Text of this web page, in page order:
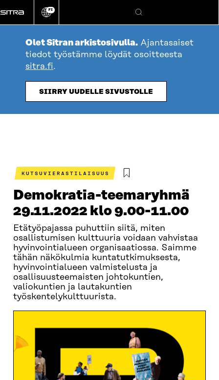
suoraan
sisältöön
Vaihda
kieli
FI
Hae
Olet Sitran arkistosivulla. Ajantasaiset
tiedot työstämme löydät osoitteesta
sitra.fi.
SIIRRY UUDELLE SIVUSTOLLE
KUTSUVIERASTILAISUUS
Demokratia-teemaryhmä
29.11.2022 klo 9.00-11.00
Etätyöpajassa puhuttiin siitä, miten
osallistumisen kulttuuria voidaan vahvistaa
hyvinvointialueen organisaatiossa. Saimme
tähän näkökulmia kuntatutkimuksesta,
hyvinvointialueen valmistelusta ja
osallisuusteemaisten johtokuntien,
valiokuntien ja lautakuntien
työskentelykulttuurista.